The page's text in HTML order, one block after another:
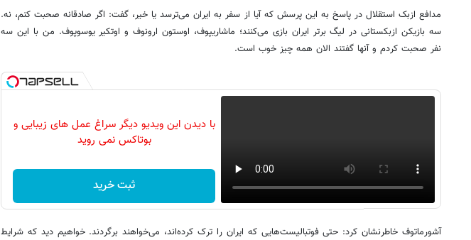
مدافع ازبک استقلال در پاسخ به این پرسش که آیا از سفر به ایران می‌ترسد یا خیر، گفت: اگر صادقانه صحبت کنم، نه.
سه بازیکن ازبکستانی در لیگ برتر ایران بازی می‌کنند؛ ماشاریپوف، اوستون ارونوف و اوتکیر یوسوپوف. من با این سه
نفر صحبت کردم و آنها گفتند الان همه چیز خوب است.
با دیدن این ویدیو دیگر سراغ عمل های زیبایی و
بوتاکس نمی روید
ثبت خرید
آشورماتوف خاطرنشان کرد: حتی فوتبالیست‌هایی که ایران را ترک کرده‌اند، می‌خواهند برگردند. خواهیم دید که شرایط